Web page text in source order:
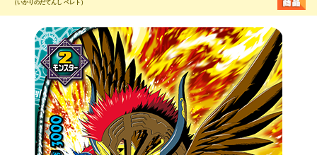
（いかりのだてんし ベレト）